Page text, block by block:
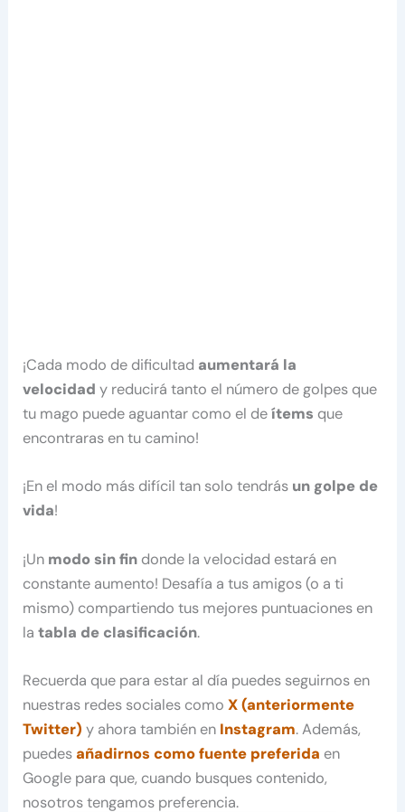
¡Cada modo de dificultad aumentará la
velocidad y reducirá tanto el número de golpes que
tu mago puede aguantar como el deítems que
encontraras en tu camino!
¡En el modo más difícil tan solo tendrás un golpe de
vida!
¡Un modo sin fin donde la velocidad estará en
constante aumento! Desafía a tus amigos (o a ti
mismo) compartiendo tus mejores puntuaciones en
latabla de clasificación.
Recuerda que para estar al día puedes seguirnos en
nuestras redes sociales comoX (anteriormente
Twitter) y ahora también en Instagram. Además,
puedesañadirnos como fuente preferida en
Google para que, cuando busques contenido,
nosotros tengamos preferencia.